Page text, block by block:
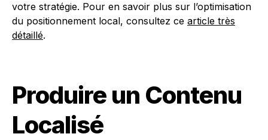
votre stratégie. Pour en savoir plus sur l’optimisation
du positionnement local, consultez ce article très
détaillé.
Produire un Contenu
Localisé